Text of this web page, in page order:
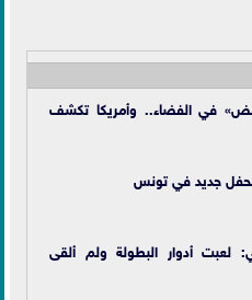
في الفضاء.. وأمريكا تكشف
جديد في تونس
أدوار البطولة ولم ألقى